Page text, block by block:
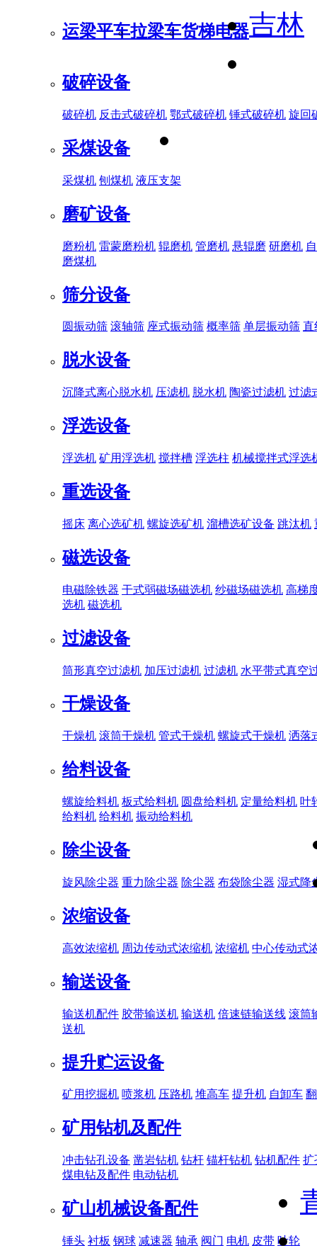
运梁平车拉梁车货梯电器
破碎设备
破碎机 反击式破碎机 鄂式破碎机 锤式破碎机 旋回
采煤设备
采煤机 刨煤机 液压支架
磨矿设备
磨粉机 雷蒙磨粉机 辊磨机 管磨机 悬辊磨 研磨机
磨煤机
筛分设备
圆振动筛 滚轴筛 座式振动筛 概率筛 单层振动筛 直
脱水设备
沉降式离心脱水机 压滤机 脱水机 陶瓷过滤机 过滤
浮选设备
浮选机 矿用浮选机 搅拌槽 浮选柱 机械搅拌式浮选
重选设备
摇床 离心选矿机 螺旋选矿机 溜槽选矿设备 跳汰机
磁选设备
电磁除铁器 干式弱磁场磁选机 纱磁场磁选机 高梯
选机 磁选机
过滤设备
筒形真空过滤机 加压过滤机 过滤机 水平带式真空
干燥设备
干燥机 滚筒干燥机 管式干燥机 螺旋式干燥机 洒落
给料设备
螺旋给料机 板式给料机 圆盘给料机 定量给料机 叶
给料机 给料机 振动给料机
除尘设备
旋风除尘器 重力除尘器 除尘器 布袋除尘器 湿式降
浓缩设备
高效浓缩机 周边传动式浓缩机 浓缩机 中心传动式
输送设备
输送机配件 胶带输送机 输送机 倍速链输送线 滚筒
送机
提升贮运设备
矿用挖掘机 喷浆机 压路机 堆高车 提升机 自卸车
矿用钻机及配件
冲击钻孔设备 凿岩钻机 钻杆 锚杆钻机 钻机配件 扩
煤电钻及配件 电动钻机
矿山机械设备配件
锤头 衬板 钢球 减速器 轴承 阀门 电机 皮带 叶轮
吉林